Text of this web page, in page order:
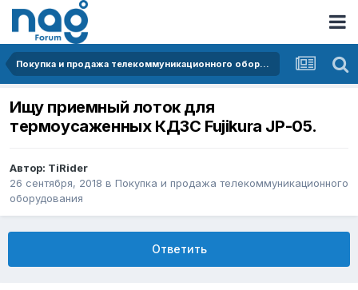
Покупка и продажа телекоммуникационного оборудования
Ищу приемный лоток для
термоусаженных КДЗС Fujikura JP-05.
Автор: TiRider
26 сентября, 2018 в Покупка и продажа телекоммуникационного
оборудования
Ответить